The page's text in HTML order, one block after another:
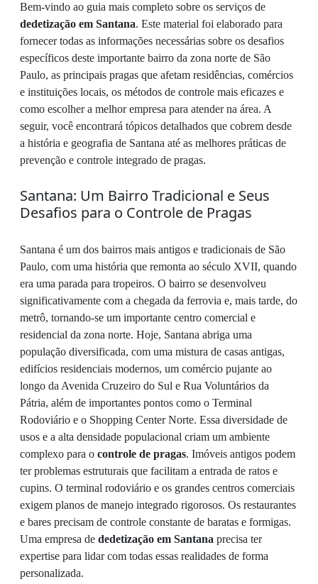
Bem-vindo ao guia mais completo sobre os serviços de
dedetização em Santana. Este material foi elaborado para
fornecer todas as informações necessárias sobre os desafios
específicos deste importante bairro da zona norte de São
Paulo, as principais pragas que afetam residências, comércios
e instituições locais, os métodos de controle mais eficazes e
como escolher a melhor empresa para atender na área. A
seguir, você encontrará tópicos detalhados que cobrem desde
a história e geografia de Santana até as melhores práticas de
prevenção e controle integrado de pragas.
Santana: Um Bairro Tradicional e Seus
Desafios para o Controle de Pragas
Santana é um dos bairros mais antigos e tradicionais de São
Paulo, com uma história que remonta ao século XVII, quando
era uma parada para tropeiros. O bairro se desenvolveu
significativamente com a chegada da ferrovia e, mais tarde, do
metrô, tornando-se um importante centro comercial e
residencial da zona norte. Hoje, Santana abriga uma
população diversificada, com uma mistura de casas antigas,
edifícios residenciais modernos, um comércio pujante ao
longo da Avenida Cruzeiro do Sul e Rua Voluntários da
Pátria, além de importantes pontos como o Terminal
Rodoviário e o Shopping Center Norte. Essa diversidade de
usos e a alta densidade populacional criam um ambiente
complexo para o controle de pragas. Imóveis antigos podem
ter problemas estruturais que facilitam a entrada de ratos e
cupins. O terminal rodoviário e os grandes centros comerciais
exigem planos de manejo integrado rigorosos. Os restaurantes
e bares precisam de controle constante de baratas e formigas.
Uma empresa de dedetização em Santana precisa ter
expertise para lidar com todas essas realidades de forma
personalizada.